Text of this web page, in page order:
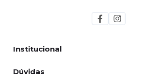
Institucional
Dúvidas